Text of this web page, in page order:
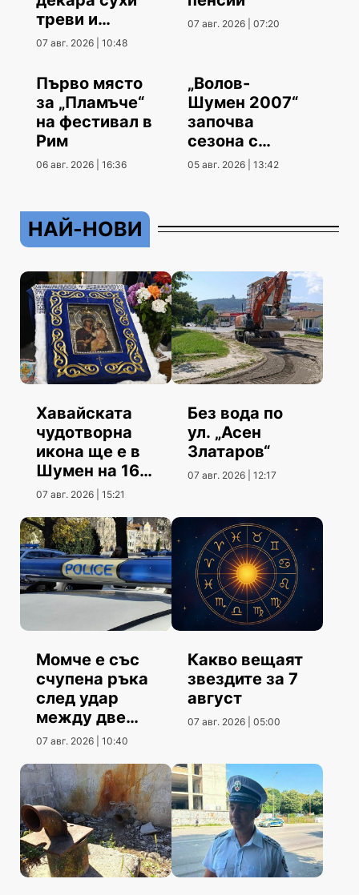
треви и
храсти
07 авг. 2026 | 10:48
07 авг. 2026 | 07:20
Първо място
за „Пламъче“
на фестивал в
Рим
06 авг. 2026 | 16:36
„Волов-
Шумен 2007“
започва
сезона с
гостуване
05 авг. 2026 | 13:42
НАЙ-НОВИ
Хавайската
чудотворна
икона ще е в
Шумен на 16
август
07 авг. 2026 | 15:21
Без вода по
ул. „Асен
Златаров“
07 авг. 2026 | 12:17
Момче е със
счупена ръка
след удар
между две
коли
07 авг. 2026 | 10:40
Какво вещаят
звездите за 7
август
07 авг. 2026 | 05:00